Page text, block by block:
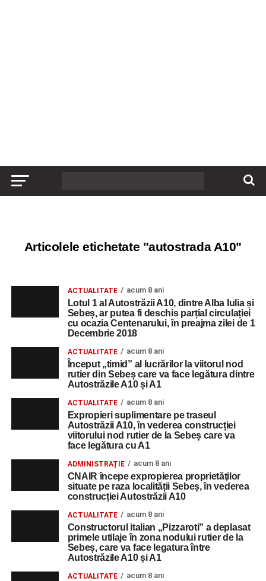
Articolele etichetate "autostrada A10"
ACTUALITATE acum 8 ani
Lotul 1 al Autostrăzii A10, dintre Alba Iulia și
Sebeș, ar putea fi deschis parțial circulației
cu ocazia Centenarului, în preajma zilei de 1
Decembrie 2018
ACTUALITATE acum 8 ani
Început „timid” al lucrărilor la viitorul nod
rutier din Sebeș care va face legătura dintre
Autostrăzile A10 și A1
ACTUALITATE acum 8 ani
Expropieri suplimentare pe traseul
Autostrăzii A10, în vederea construcției
viitorului nod rutier de la Sebeș care va
face legătura cu A1
ADMINISTRAȚIE acum 8 ani
CNAIR începe expropierea proprietăţilor
situate pe raza localității Sebeș, în vederea
construcției Autostrăzii A10
ACTUALITATE acum 8 ani
Constructorul italian „Pizzaroti” a deplasat
primele utilaje în zona nodului rutier de la
Sebeș, care va face legatura între
Autostrăzile A10 și A1
ACTUALITATE acum 8 ani